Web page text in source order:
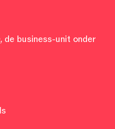
, de business-unit onder